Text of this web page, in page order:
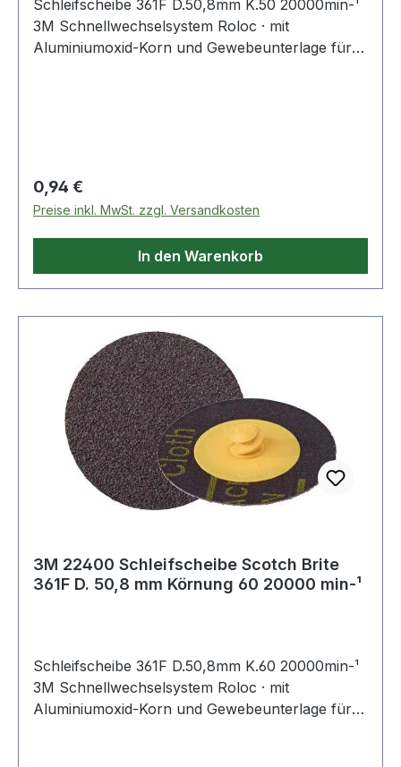
Schleifscheibe 361F D.50,8mm K.50 20000min-¹
3M Schnellwechselsystem Roloc · mit
Aluminiumoxid-Korn und Gewebeunterlage für
Regulärer Preis:
0,94 €
Preise inkl. MwSt. zzgl. Versandkosten
In den Warenkorb
3M 22400 Schleifscheibe Scotch Brite
361F D. 50,8 mm Körnung 60 20000 min-¹
Schleifscheibe 361F D.50,8mm K.60 20000min-¹
3M Schnellwechselsystem Roloc · mit
Aluminiumoxid-Korn und Gewebeunterlage für